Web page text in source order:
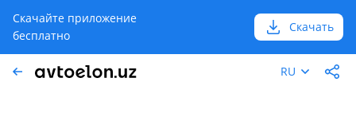
Скачайте приложение
бесплатно
Скачать
RU